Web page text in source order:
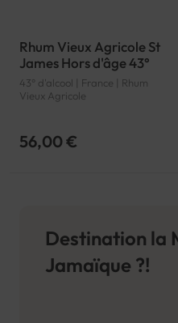
Rhum Vieux Agricole St
James Hors d'âge 43°
43° d'alcool | France | Rhum
Vieux Agricole
56,00 €
Destination la
Jamaïque ?!